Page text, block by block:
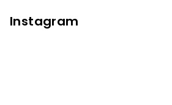
Instagram